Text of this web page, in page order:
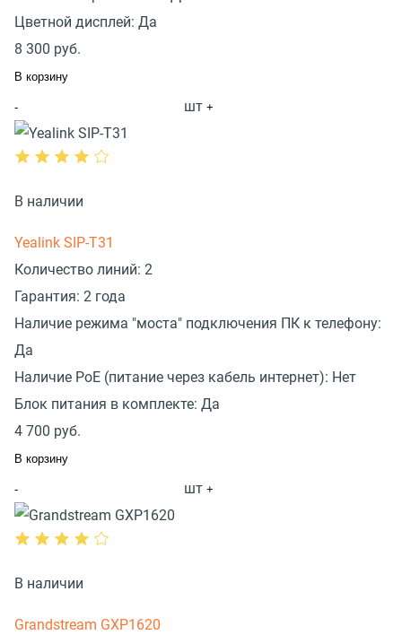
Цветной дисплей: Да
8 300 руб.
В корзину
- шт +
В наличии
Yealink SIP-T31
Количество линий: 2
Гарантия: 2 года
Наличие режима "моста" подключения ПК к телефону:
Да
Наличие PoE (питание через кабель интернет): Нет
Блок питания в комплекте: Да
4 700 руб.
В корзину
- шт +
В наличии
Grandstream GXP1620